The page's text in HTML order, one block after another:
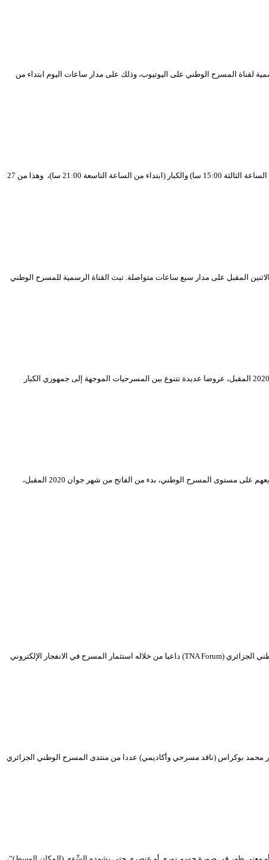
متنوعا لعروض افتراضية على المنصة الرسمية لقناة المسرح الوطني على اليوتيوب، وذلك على مدار ساعات اليوم ابتداء من
المسرح الوطني الجزائري تواصل القناة الرسمية (يوتوب) للمسرح الوطني الجزائري بث البرنامج الافتراضي للمسارح الجهوية الموجه إلى جمهور الأطفال (ابتداء من تمام الساعة الثالثة 15:00 سا) والكبار (ابتداء من الساعة التاسعة 21:00 سا)، وهذا من 27
على قناته عبر اليوتيوب يوم الاثنين المقبل على مدار سبع ساعات متواصلة. تبث القناة الرسمية للمسرح الوطني
يواصل المسرح الوطني الجزائري بث برنامجه الافتراضي عبر قناته الرسمية على اليوتيوب. يحوي هذا البرنامج الافتراضي الذي سيستمر إلى غاية السادس من شهر جوان 2020 المقبل، عروضا عديدة تتنوع بين المسرحيات الموجهة إلى جمهوري الكبار
يعلم المسرح الوطني الجزائري، كل المخرجين المسرحيين “حاملي مشروع إخراج عمل مسرحي”، عن فتح باب تقديم طلبات مشاركاتهم للاستفادة من إمكانية إنتاج مشاريعهم على مستوى المسرح الوطني، بدء من الفاتح من شهر جوان 2020 المقبل،
تنشيط أ. د. محمد حسين حبيب / العراق عن نظرية “المسرح الرقمي” نشط من العراق أ. د. محمد حسين حبيب (أستاذ جامعي وناقد مسرحي) عددا من منتدى المسرح الوطني الجزائري (TNA Forum) داعيا من خلاله استثمار المسرح في الانفجار الإلكتروني
محمد بوكراس (ناقد مسرحي وأكاديمي) عددا من منتدى المسرح الوطني الجزائري